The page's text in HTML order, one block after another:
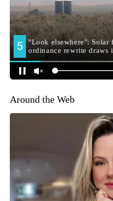
Around the Web